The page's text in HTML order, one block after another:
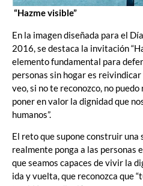
“Hazme visible”
En la imagen diseñada para el
2016, se destaca la invitación
elemento fundamental para
personas sin hogar es
veo, si no te reconozco, no
poner en valor la dignidad que
humanos”.
El reto que supone construir una
realmente ponga a las personas
que seamos capaces de vivir la
ida y vuelta, que reconozca que